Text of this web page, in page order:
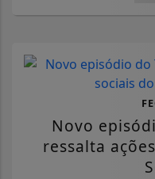
Novo
ressalta